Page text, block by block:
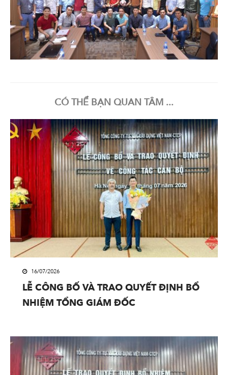
CÓ THỂ BẠN QUAN TÂM ...
16/07/2026
LỄ CÔNG BỐ VÀ TRAO QUYẾT ĐỊNH BỔ
NHIỆM TỔNG GIÁM ĐỐC